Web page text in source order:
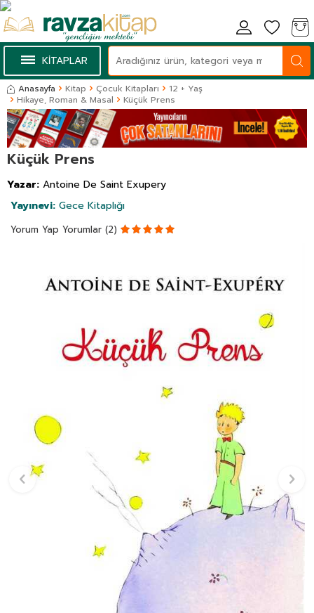
KİTAPLAR
Anasayfa Kitap Çocuk Kitapları
12 + Yaş
Hikaye, Roman & Masal
Küçük Prens
Küçük Prens
Yazar: Antoine De Saint Exupery
Yayınevi: Gece Kitaplığı
Yorum Yap Yorumlar (2)